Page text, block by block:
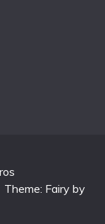
Theme: Fairy by